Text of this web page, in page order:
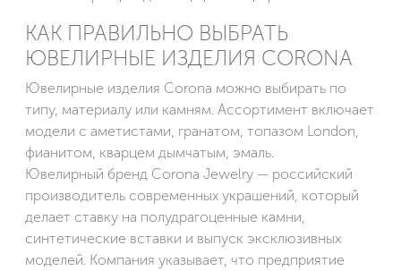
КАК ПРАВИЛЬНО ВЫБРАТЬ
ЮВЕЛИРНЫЕ ИЗДЕЛИЯ CORONA
Ювелирные изделия Corona можно выбирать по
типу, материалу или камням. Ассортимент включает
модели с аметистами, гранатом, топазом London,
фианитом, кварцем дымчатым, эмаль.
Ювелирный бренд Corona Jewelry — российский
производитель современных украшений, который
делает ставку на полудрагоценные камни,
синтетические вставки и выпуск эксклюзивных
моделей. Компания указывает, что предприятие